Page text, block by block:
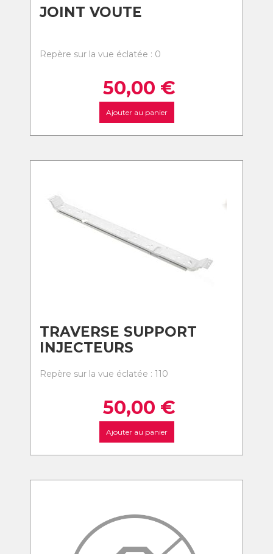
JOINT VOUTE
Repère sur la vue éclatée : 0
50,00 €
Ajouter au panier
TRAVERSE SUPPORT
INJECTEURS
Repère sur la vue éclatée : 110
50,00 €
Ajouter au panier